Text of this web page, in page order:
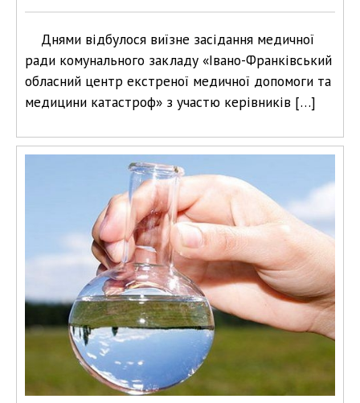
Днями відбулося виїзне засідання медичної
ради комунального закладу «Івано-Франківський
обласний центр екстреної медичної допомоги та
медицини катастроф» з участю керівників […]